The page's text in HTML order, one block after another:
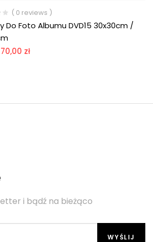
( 0 reviews )
Do Foto Albumu DVD15 30x30cm /
70,00 zł
i bądź na bieżąco